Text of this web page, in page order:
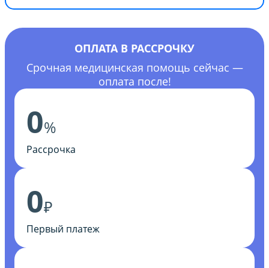
ОПЛАТА В РАССРОЧКУ
Срочная медицинская помощь сейчас —
оплата после!
0%
Рассрочка
0₽
Первый платеж